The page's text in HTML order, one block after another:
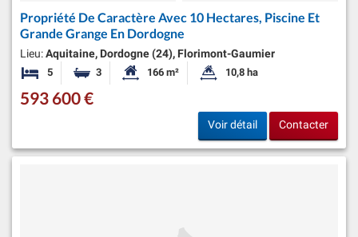
Propriété De Caractère Avec 10 Hectares, Piscine Et
Grande Grange En Dordogne
Lieu:Aquitaine, Dordogne (24), Florimont-Gaumier
5 Chambres
3 Salles de bainsSurface habitable:
166 m² Superficie du terrain:
10,8 ha
593 600 €
Voir détail Contacter